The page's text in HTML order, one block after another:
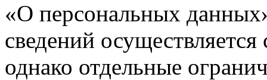
«О персональных
сведений
однако отдельные